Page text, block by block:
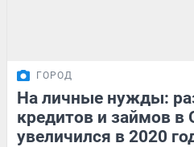
ГОРОД
На личные нужды:
кредитов и займов в
увеличился в 2020